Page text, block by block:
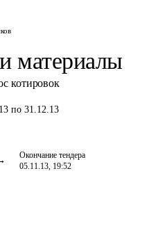
материалы
котировок
по 31.12.13
Окончание тендера
05.11.13, 19:52